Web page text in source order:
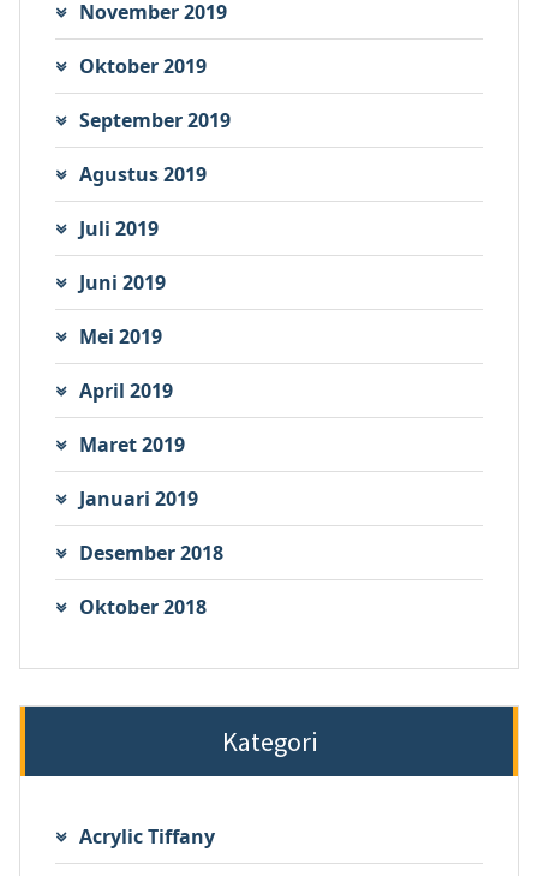
November 2019
Oktober 2019
September 2019
Agustus 2019
Juli 2019
Juni 2019
Mei 2019
April 2019
Maret 2019
Januari 2019
Desember 2018
Oktober 2018
Kategori
Acrylic Tiffany